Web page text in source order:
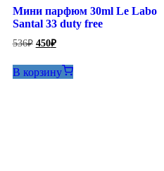
Мини парфюм 30ml Le Labo
Santal 33 duty free
536₽ Первоначальная
цена
составляла
536₽.
450₽Текущая
цена:
450₽.
В корзину